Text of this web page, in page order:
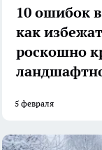
10 ошибок
как
роскошно
5 февраля